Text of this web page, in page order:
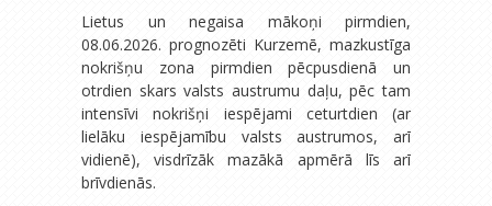
Lietus un negaisa mākoņi pirmdien,
08.06.2026. prognozēti Kurzemē, mazkustīga
nokrišņu zona pirmdien pēcpusdienā un
otrdien skars valsts austrumu daļu, pēc tam
intensīvi nokrišņi iespējami ceturtdien (ar
lielāku iespējamību valsts austrumos, arī
vidienē), visdrīzāk mazākā apmērā līs arī
brīvdienās.